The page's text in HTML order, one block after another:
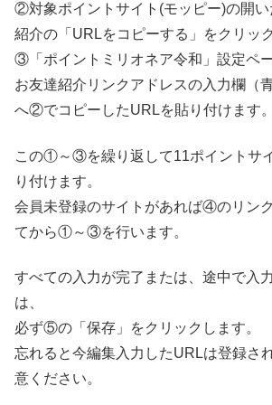
②対象ポイントサイト(モッピー)の開い
紹介の「URLをコピーする」をクリッ
③「ポイントミリオネア令和」設定ペ
お友達紹介リンクアドレスの入力欄（
へ②でコピーしたURLを貼り付けます。
この①～③を繰り返して11ポイントサ
り付けます。
会員未登録のサイトがあれば④のリン
てから①～③を行います。
すべての入力が完了または、途中で入
は、
必ず⑤の「保存」をクリックします。
忘れると今編集入力したURLは登録さ
意ください。